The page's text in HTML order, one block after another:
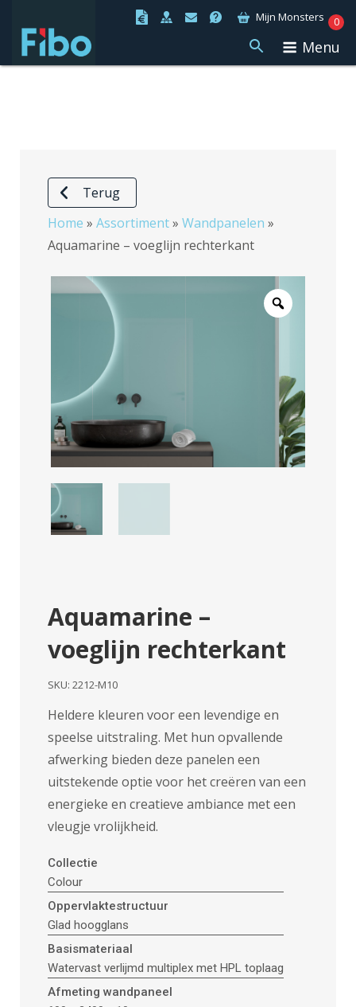
naar
Mijn Monsters 0
Menu
Terug
Home » Assortiment» Wandpanelen »
Aquamarine – voeglijn rechterkant
Aquamarine –
voeglijn rechterkant
SKU: 2212-M10
Heldere kleuren voor een levendige en
speelse uitstraling. Met hun opvallende
afwerking bieden deze panelen een
uitstekende optie voor het creëren van een
energieke en creatieve ambiance met een
vleugje vrolijkheid.
Collectie
Colour
Oppervlaktestructuur
Glad hoogglans
Basismateriaal
Watervast verlijmd multiplex met HPL toplaag
Afmeting wandpaneel